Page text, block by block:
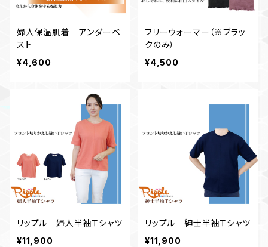
婦人保温肌着 アンダーベ
スト
¥4,600
フリーウォーマー（※ブラッ
クのみ）
¥4,500
リップル 婦人半袖Ｔシャツ
¥11,900
リップル 紳士半袖Ｔシャツ
¥11,900